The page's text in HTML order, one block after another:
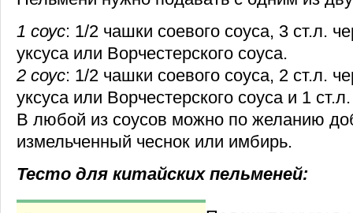
1 соус: 1/2 чашки соевого соуса, 3 ст.л.
уксуса или Ворчестерского соуса.
2 соус: 1/2 чашки соевого соуса, 2 ст.л.
уксуса или Ворчестерского соуса и 1
В любой из соусов можно по желанию
измельченный чеснок или имбирь.
Тесто для китайских пельменей: